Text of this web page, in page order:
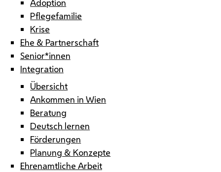
Pflegefamilie
Krise
Ehe & Partnerschaft
Senior*innen
Integration
Übersicht
Ankommen in Wien
Beratung
Deutsch lernen
Förderungen
Planung & Konzepte
Ehrenamtliche Arbeit